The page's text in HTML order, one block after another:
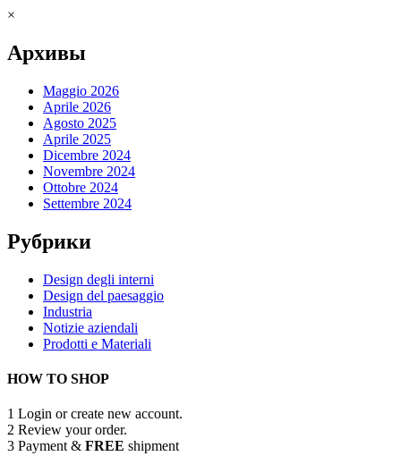
×
Архивы
Maggio 2026
Aprile 2026
Agosto 2025
Aprile 2025
Dicembre 2024
Novembre 2024
Ottobre 2024
Settembre 2024
Рубрики
Design degli interni
Design del paesaggio
Industria
Notizie aziendali
Prodotti e Materiali
HOW TO SHOP
1 Login or create new account.
2 Review your order.
3 Payment & FREE shipment